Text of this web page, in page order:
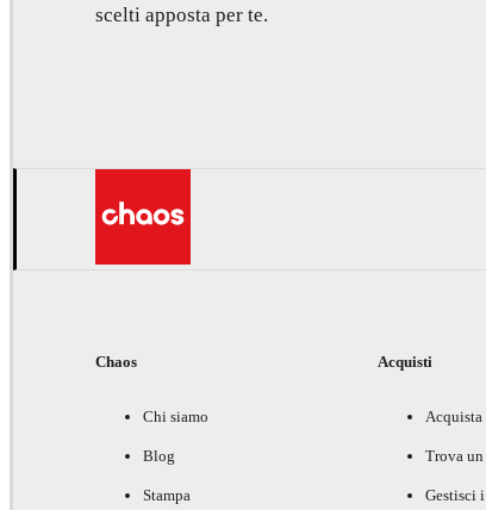
scelti apposta per te.
Chaos
Chi siamo
Blog
Stampa
Acquisti
Trova
Gestisci